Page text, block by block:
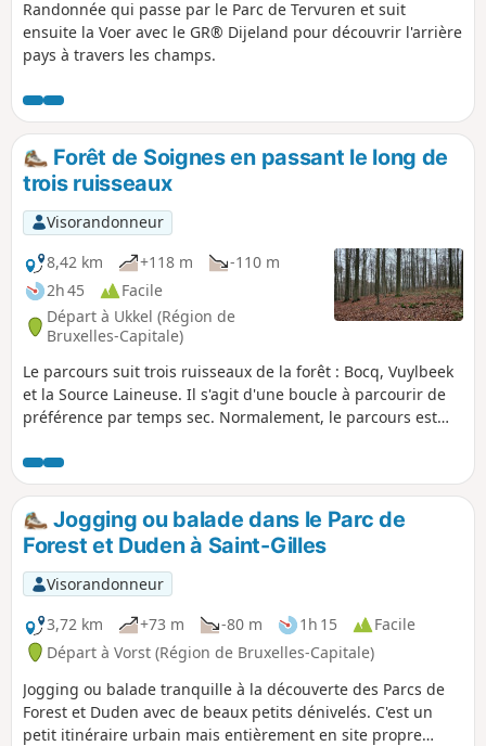
Randonnée qui passe par le Parc de Tervuren et suit
ensuite la Voer avec le GR® Dijeland pour découvrir l'arrière
pays à travers les champs.
Forêt de Soignes en passant le long de
trois ruisseaux
Visorandonneur
8,42 km
+118 m
-110 m
2h 45
Facile
Départ à Ukkel (Région de
Bruxelles-Capitale)
Le parcours suit trois ruisseaux de la forêt : Bocq, Vuylbeek
et la Source Laineuse. Il s'agit d'une boucle à parcourir de
préférence par temps sec. Normalement, le parcours est
chemins réservés aux cavaliers : si vous êtes confronté à ce
souci, faites un détour et (merci) indiquez-le en
commentaire.
Jogging ou balade dans le Parc de
Forest et Duden à Saint-Gilles
Visorandonneur
3,72 km
+73 m -80 m 1h 15
Facile
Départ à Vorst (Région de Bruxelles-Capitale)
Jogging ou balade tranquille à la découverte des Parcs de
Forest et Duden avec de beaux petits dénivelés. C'est un
petit itinéraire urbain mais entièrement en site propre